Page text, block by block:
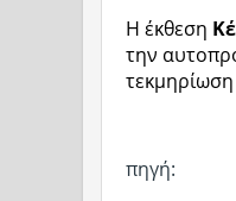
Η έκθεση
την
τεκμηρίωση
πηγή: